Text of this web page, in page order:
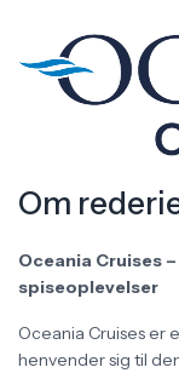
Om
Oceania Cruises
spiseoplevelser
Oceania Cruises er
henvender sig til